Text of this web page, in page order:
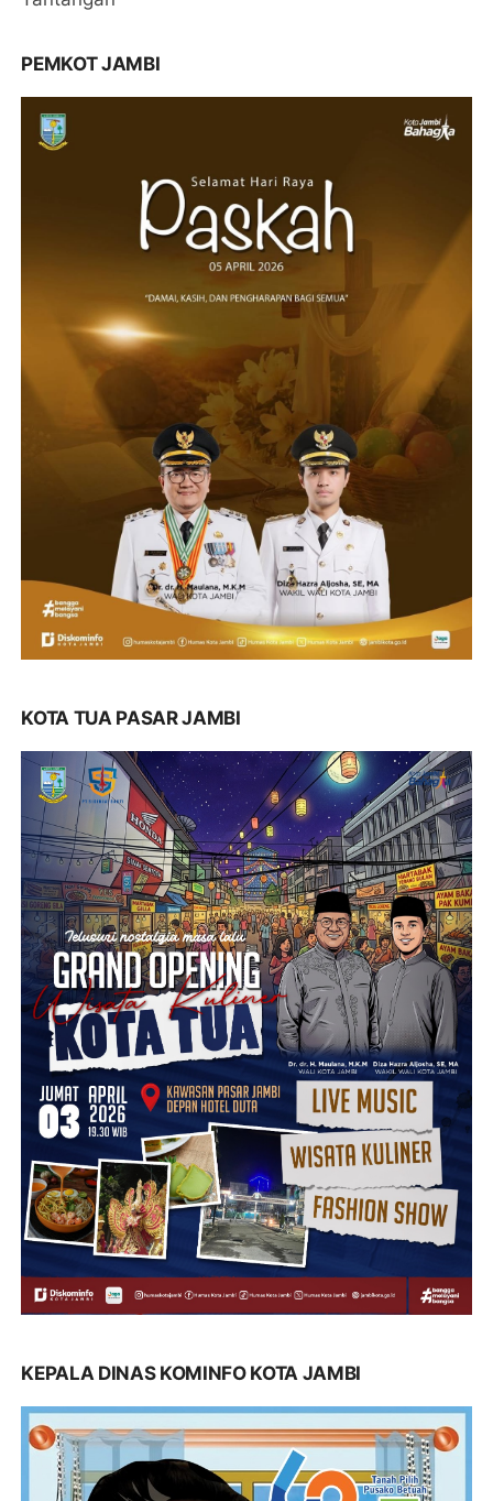
PEMKOT JAMBI
KOTA TUA PASAR JAMBI
KEPALA DINAS KOMINFO KOTA JAMBI